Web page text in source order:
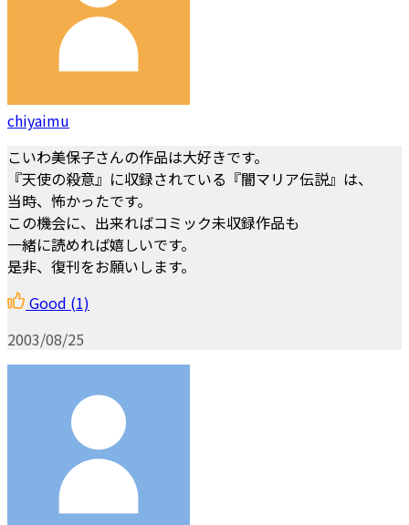
chiyaimu
こいわ美保子さんの作品は大好きです。
『天使の殺意』に収録されている『闇マリア伝説』は、
当時、怖かったです。
この機会に、出来ればコミック未収録作品も
一緒に読めれば嬉しいです。
是非、復刊をお願いします。
Good (1)
2003/08/25